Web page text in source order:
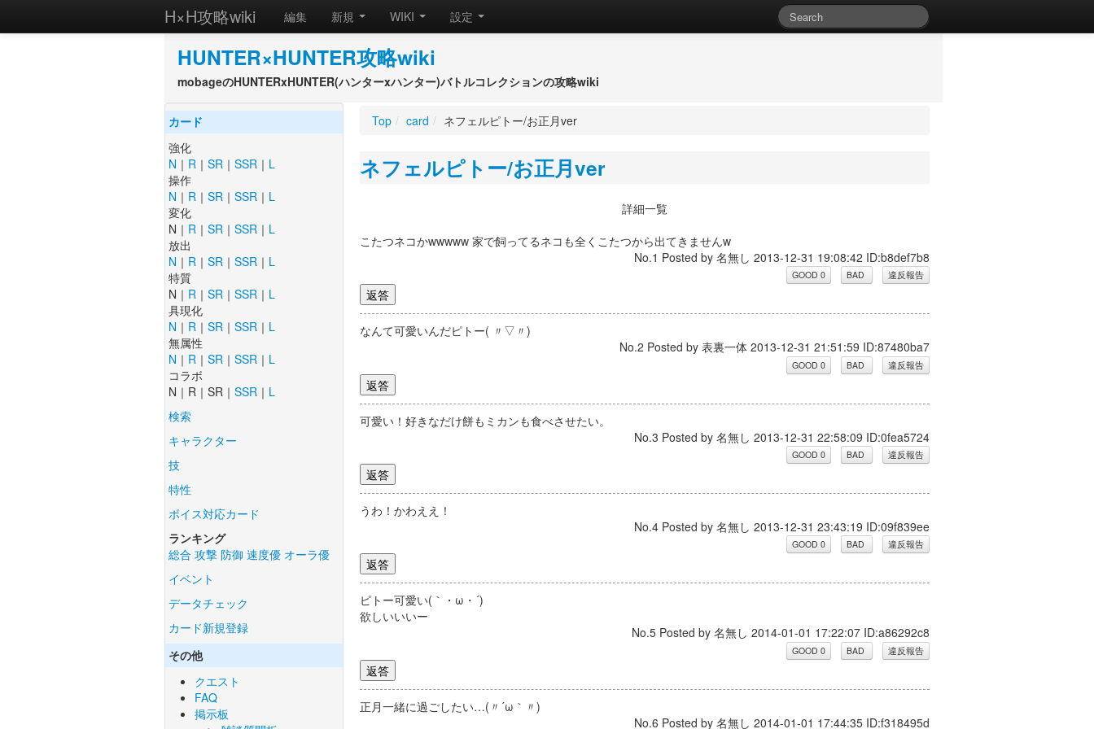
H×H攻略wiki 編集 新規 WIKI 設定
HUNTER×HUNTER攻略wiki
mobageのHUNTERxHUNTER(ハンターxハンター)バトルコレクションの攻略wiki
カード
強化
N ｜ R ｜ SR ｜ SSR ｜ L
操作
N ｜ R ｜ SR ｜ SSR ｜ L
変化
N｜ R ｜ SR ｜ SSR ｜ L
放出
N ｜ R ｜ SR ｜ SSR ｜ L
特質
N｜ R ｜ SR ｜ SSR ｜ L
具現化
N ｜ R ｜ SR ｜ SSR ｜ L
無属性
N ｜ R ｜ SR ｜ SSR ｜ L
コラボ
N｜R｜SR｜ SSR ｜ L
検索
キャラクター
技
特性
ボイス対応カード
ランキング
総合 攻撃 防御 速度優 オーラ優
イベント
データチェック
カード新規登録
その他
クエスト
FAQ
掲示板
Top / card / ネフェルピトー/お正月ver
ネフェルピトー/お正月ver
詳細一覧
こたつネコかwwwww 家で飼ってるネコも全くこたつから出てきませんw
No.1 Posted by 名無し 2013-12-31 19:08:42 ID:b8def7b8
なんて可愛いんだピトー( 〃▽〃)
No.2 Posted by 表裏一体 2013-12-31 21:51:59 ID:87480ba7
可愛い！好きなだけ餅もミカンも食べさせたい。
No.3 Posted by 名無し 2013-12-31 22:58:09 ID:0fea5724
うわ！かわええ！
No.4 Posted by 名無し 2013-12-31 23:43:19 ID:09f839ee
ピトー可愛い(｀・ω・´)
欲しいいいー
No.5 Posted by 名無し 2014-01-01 17:22:07 ID:a86292c8
正月一緒に過ごしたい…(〃´ω｀〃)
No.6 Posted by 名無し 2014-01-01 17:44:35 ID:f318495d